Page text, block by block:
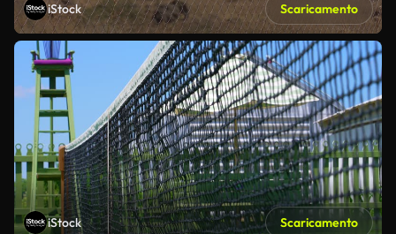
iStock Scaricamento
iStock Scaricamento